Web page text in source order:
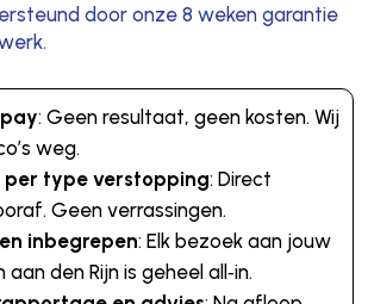
door onze 8 weken garantie
: Geen resultaat, geen kosten. Wij
weg.
type verstopping: Direct
Geen verrassingen.
inbegrepen: Elk bezoek aan jouw
den Rijn is geheel all‑in.